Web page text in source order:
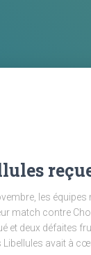
les
match contre
et deux défaites
Libellules avait à